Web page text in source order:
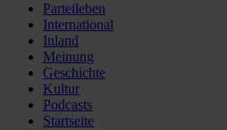
Parteileben
International
Inland
Meinung
Geschichte
Kultur
Podcasts
Startseite